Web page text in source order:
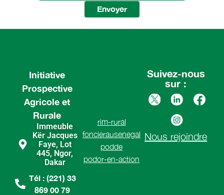
Envoyer
Initiative
Prospective
Agricole et
Rurale
Immeuble
Kër Jacques
Faye, Lot
445, Ngor,
Dakar
Tél : (221) 33
869 00 79
rim-rural
foncierausenegal
podde
podor-en-action
Suivez-nous
sur :
Nous rejoindre